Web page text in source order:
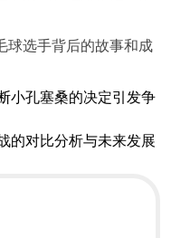
球选手背后的故事和成
小孔塞桑的决定引发争
的对比分析与未来发展